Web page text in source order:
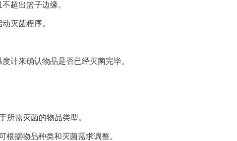
超出篮子边缘。
灭菌程序。
计来确认物品是否已经灭菌完毕。
所需灭菌的物品类型。
根据物品种类和灭菌需求调整。